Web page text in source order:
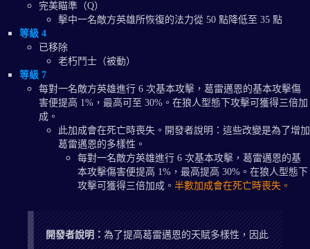
完美瞄準（Q）
擊中一名敵方英雄所恢復的法力從 50 點降低至 35 點
等級 4
已移除
老朽鬥士（被動）
等級 7
每對一名敵方英雄進行 6 次基本攻擊，葛雷邁恩的基本攻擊傷
害便提高 1%，最高可至 30%。在狼人型態下攻擊可獲得三倍加
成。
此加成會在死亡時喪失。開發者說明：這些改變是為了增加
葛雷邁恩的多樣性。
每對一名敵方英雄進行 6 次基本攻擊，葛雷邁恩的基
本攻擊傷害便提高 1%，最高提高 30%。在狼人型態下
攻擊可獲得三倍加成。 半數加成會在死亡時喪失。
開發者說明：為了提高葛雷邁恩的天賦多樣性，因此